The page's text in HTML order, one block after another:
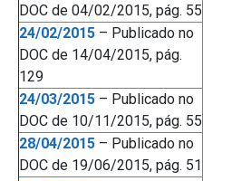
DOC de 04/02/2015, pág. 55
24/02/2015 – Publicado no
DOC de 14/04/2015, pág.
129
24/03/2015 – Publicado no
DOC de 10/11/2015, pág. 55
28/04/2015 – Publicado no
DOC de 19/06/2015, pág. 51